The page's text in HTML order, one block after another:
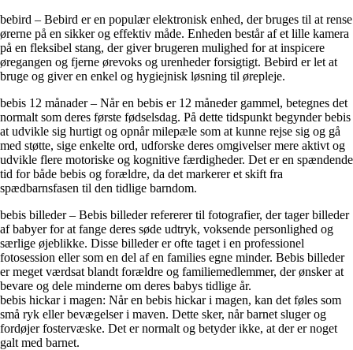
bebird – Bebird er en populær elektronisk enhed, der bruges til at rense
ørerne på en sikker og effektiv måde. Enheden består af et lille kamera
på en fleksibel stang, der giver brugeren mulighed for at inspicere
øregangen og fjerne ørevoks og urenheder forsigtigt. Bebird er let at
bruge og giver en enkel og hygiejnisk løsning til ørepleje.
bebis 12 månader – Når en bebis er 12 måneder gammel, betegnes det
normalt som deres første fødselsdag. På dette tidspunkt begynder bebis
at udvikle sig hurtigt og opnår milepæle som at kunne rejse sig og gå
med støtte, sige enkelte ord, udforske deres omgivelser mere aktivt og
udvikle flere motoriske og kognitive færdigheder. Det er en spændende
tid for både bebis og forældre, da det markerer et skift fra
spædbarnsfasen til den tidlige barndom.
bebis billeder – Bebis billeder refererer til fotografier, der tager billeder
af babyer for at fange deres søde udtryk, voksende personlighed og
særlige øjeblikke. Disse billeder er ofte taget i en professionel
fotosession eller som en del af en families egne minder. Bebis billeder
er meget værdsat blandt forældre og familiemedlemmer, der ønsker at
bevare og dele minderne om deres babys tidlige år.
bebis hickar i magen: Når en bebis hickar i magen, kan det føles som
små ryk eller bevægelser i maven. Dette sker, når barnet sluger og
fordøjer fostervæske. Det er normalt og betyder ikke, at der er noget
galt med barnet.